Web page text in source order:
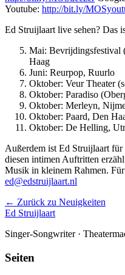
Youtube: http://bit.ly/
Ed Struijlaart live sehen? Das
Mai: Bevrijdingsfestival
Haag
Juni: Reurpop, Ruurlo
Oktober: Veur Theater
Oktober: Paradiso
Oktober: Merleyn,
Oktober: Paard, Den
Oktober: De Helling,
Außerdem ist Ed Struijlaart
diesen intimen Auftritten
Musik in kleinem Rahmen.
ed@edstruijlaart.nl
← Zurück zu Neuigkeiten
Ed Struijlaart
Singer-Songwriter ·
Seiten